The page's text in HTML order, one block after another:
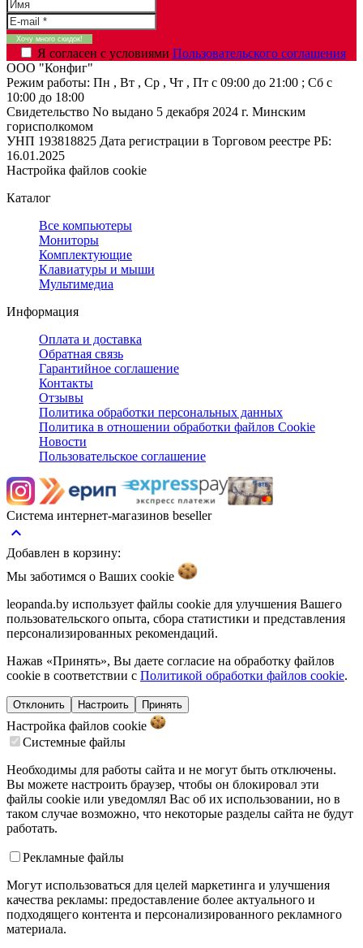
Я согласен с условиями Пользовательского соглашения
ООО "Конфиг"
Режим работы: Пн , Вт , Ср , Чт , Пт c 09:00 до 21:00 ; Сб c
10:00 до 18:00
Свидетельство No выдано 5 декабря 2024 г. Минским
горисполкомом
УНП 193818825 Дата регистрации в Торговом реестре РБ:
16.01.2025
Настройка файлов cookie
Каталог
Все компьютеры
Мониторы
Комплектующие
Клавиатуры и мыши
Мультимедиа
Информация
Оплата и доставка
Обратная связь
Гарантийное соглашение
Контакты
Отзывы
Политика обработки персональных данных
Политика в отношении обработки файлов Cookie
Новости
Пользовательское соглашение
Система интернет-магазинов beseller
keyboard_arrow_up
Добавлен в корзину:
Мы заботимся о Ваших cookie
leopanda.by использует файлы cookie для улучшения Вашего
пользовательского опыта, сбора статистики и представления
персонализированных рекомендаций.
Нажав «Принять», Вы даете согласие на обработку файлов
cookie в соответствии с Политикой обработки файлов cookie.
Отклонить Настроить Принять
Настройка файлов cookie
Системные файлы
Необходимы для работы сайта и не могут быть отключены.
Вы можете настроить браузер, чтобы он блокировал эти
файлы cookie или уведомлял Вас об их использовании, но в
таком случае возможно, что некоторые разделы сайта не будут
работать.
Рекламные файлы
Могут использоваться для целей маркетинга и улучшения
качества рекламы: предоставление более актуального и
подходящего контента и персонализированного рекламного
материала.